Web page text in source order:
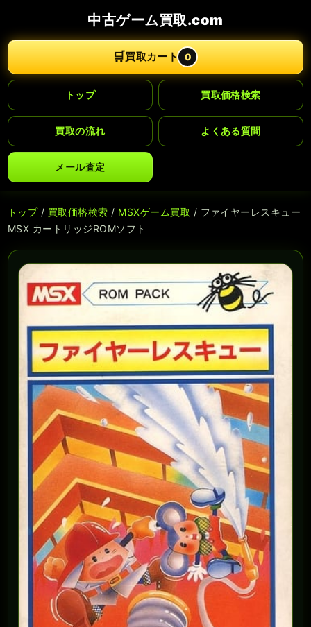
中古ゲーム買取.com
🛒買取カート 0
トップ 買取価格検索
買取の流れ よくある質問
メール査定
トップ/ 買取価格検索 / MSXゲーム買取 / ファイヤーレスキュー
MSX カートリッジROMソフト